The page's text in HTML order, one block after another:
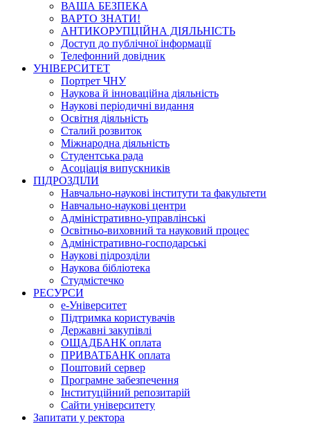
ВАША БЕЗПЕКА
ВАРТО ЗНАТИ!
АНТИКОРУПЦІЙНА ДІЯЛЬНІСТЬ
Доступ до публічної інформації
Телефонний довідник
УНІВЕРСИТЕТ
Портрет ЧНУ
Наукова й інноваційна діяльність
Наукові періодичні видання
Освітня діяльність
Сталий розвиток
Міжнародна діяльність
Студентська рада
Асоціація випускників
ПІДРОЗДІЛИ
Навчально-наукові інститути та факультети
Навчально-наукові центри
Адміністративно-управлінські
Освітньо-виховний та науковий процес
Адміністративно-господарські
Наукові підрозділи
Наукова бібліотека
Студмістечко
РЕСУРСИ
е-Університет
Підтримка користувачів
Державні закупівлі
ОЩАДБАНК оплата
ПРИВАТБАНК оплата
Поштовий сервер
Програмне забезпечення
Інституційний репозитарій
Сайти університету
Запитати у ректора